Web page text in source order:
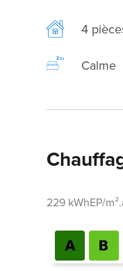
4
Calme
229 kWhEP/